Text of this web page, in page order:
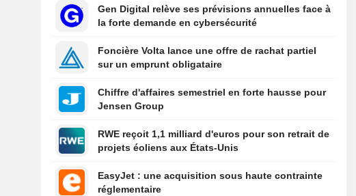
Gen Digital relève ses prévisions annuelles face à
la forte demande en cybersécurité
Foncière Volta lance une offre de rachat partiel
sur un emprunt obligataire
Chiffre d'affaires semestriel en forte hausse pour
Jensen Group
RWE reçoit 1,1 milliard d'euros pour son retrait de
projets éoliens aux États-Unis
EasyJet : une acquisition sous haute contrainte
réglementaire